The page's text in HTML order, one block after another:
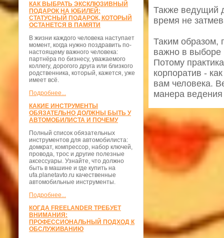
КАК ВЫБРАТЬ ЭКСКЛЮЗИВНЫЙ
ПОДАРОК НА ЮБИЛЕЙ:
СТАТУСНЫЙ ПОДАРОК, КОТОРЫЙ
ОСТАНЕТСЯ В ПАМЯТИ
В жизни каждого человека наступает
момент, когда нужно поздравить по-
настоящему важного человека:
партнёра по бизнесу, уважаемого
коллегу, дорогого друга или близкого
родственника, который, кажется, уже
имеет всё.
Подробнее...
КАКИЕ ИНСТРУМЕНТЫ
ОБЯЗАТЕЛЬНО ДОЛЖНЫ БЫТЬ У
АВТОМОБИЛИСТА И ПОЧЕМУ
Полный список обязательных
инструментов для автомобилиста:
домкрат, компрессор, набор ключей,
провода, трос и другие полезные
аксессуары. Узнайте, что должно
быть в машине и где купить на
ufa.planetavto.ru качественные
автомобильные инструменты.
Подробнее...
КОГДА FREELANDER ТРЕБУЕТ
ВНИМАНИЯ:
ПРОФЕССИОНАЛЬНЫЙ ПОДХОД К
ОБСЛУЖИВАНИЮ
Также ведущий
время не
Таким образом,
важно в выборе
Потому
корпоратив -
вам человека.
манера ведения